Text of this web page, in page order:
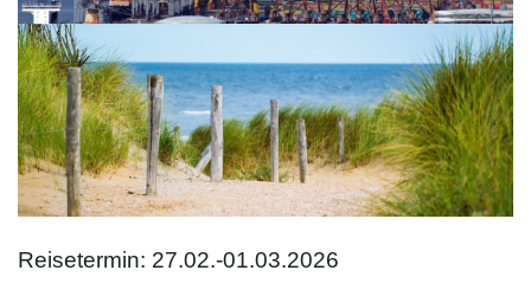
Reisetermin: 27.02.-01.03.2026